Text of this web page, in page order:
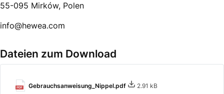
55-095 Mirków, Polen
info@hewea.com
Dateien zum Download
Gebrauchsanweisung_Nippel.pdf 2.91 kB